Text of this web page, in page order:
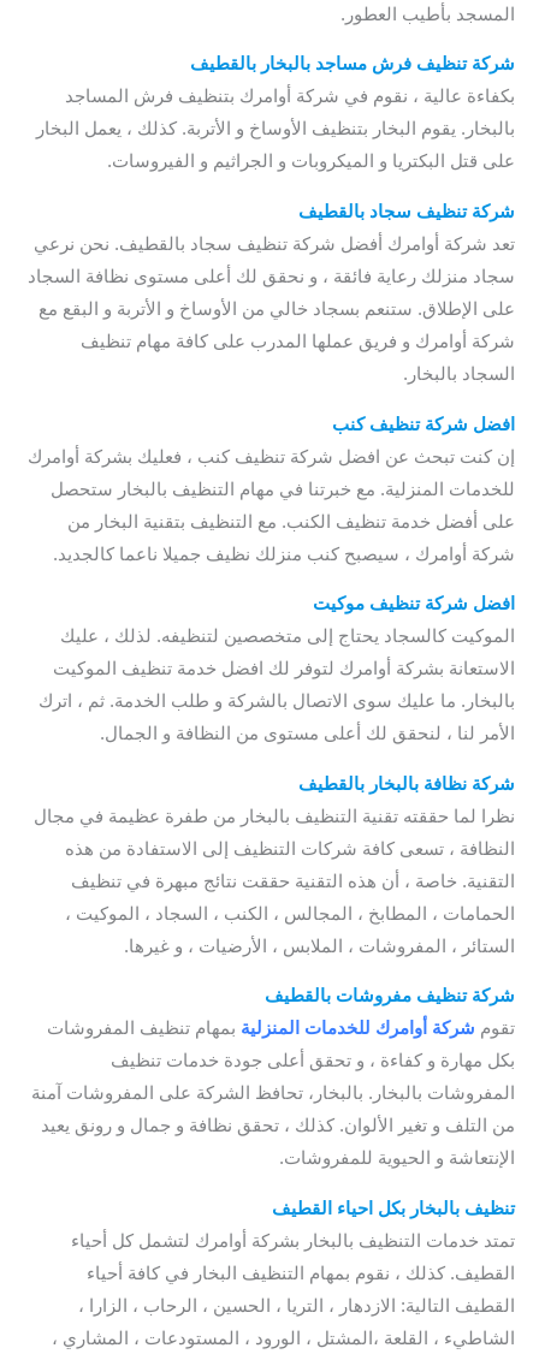
المسجد بأطيب العطور.
شركة تنظيف فرش مساجد بالبخار بالقطيف
بكفاءة عالية ، نقوم في شركة أوامرك بتنظيف فرش المساجد
بالبخار. يقوم البخار بتنظيف الأوساخ و الأتربة. كذلك ، يعمل البخار
على قتل البكتريا و الميكروبات و الجراثيم و الفيروسات.
شركة تنظيف سجاد بالقطيف
تعد شركة أوامرك أفضل شركة تنظيف سجاد بالقطيف. نحن نرعي
سجاد منزلك رعاية فائقة ، و نحقق لك أعلى مستوى نظافة السجاد
على الإطلاق. ستنعم بسجاد خالي من الأوساخ و الأتربة و البقع مع
شركة أوامرك و فريق عملها المدرب على كافة مهام تنظيف
السجاد بالبخار.
افضل شركة تنظيف كنب
إن كنت تبحث عن افضل شركة تنظيف كنب ، فعليك بشركة أوامرك
للخدمات المنزلية. مع خبرتنا في مهام التنظيف بالبخار ستحصل
على أفضل خدمة تنظيف الكنب. مع التنظيف بتقنية البخار من
شركة أوامرك ، سيصبح كنب منزلك نظيف جميلا ناعما كالجديد.
افضل شركة تنظيف موكيت
الموكيت كالسجاد يحتاج إلى متخصصين لتنظيفه. لذلك ، عليك
الاستعانة بشركة أوامرك لتوفر لك افضل خدمة تنظيف الموكيت
بالبخار. ما عليك سوى الاتصال بالشركة و طلب الخدمة. ثم ، اترك
الأمر لنا ، لنحقق لك أعلى مستوى من النظافة و الجمال.
شركة نظافة بالبخار بالقطيف
نظرا لما حققته تقنية التنظيف بالبخار من طفرة عظيمة في مجال
النظافة ، تسعى كافة شركات التنظيف إلى الاستفادة من هذه
التقنية. خاصة ، أن هذه التقنية حققت نتائج مبهرة في تنظيف
الحمامات ، المطابخ ، المجالس ، الكنب ، السجاد ، الموكيت ،
الستائر ، المفروشات ، الملابس ، الأرضيات ، و غيرها.
شركة تنظيف مفروشات بالقطيف
تقوم شركة أوامرك للخدمات المنزلية بمهام تنظيف المفروشات
بكل مهارة و كفاءة ، و تحقق أعلى جودة خدمات تنظيف
المفروشات بالبخار. بالبخار، تحافظ الشركة على المفروشات آمنة
من التلف و تغير الألوان. كذلك ، تحقق نظافة و جمال و رونق يعيد
الإنتعاشة و الحيوية للمفروشات.
تنظيف بالبخار بكل احياء القطيف
تمتد خدمات التنظيف بالبخار بشركة أوامرك لتشمل كل أحياء
القطيف. كذلك ، نقوم بمهام التنظيف البخار في كافة أحياء
القطيف التالية: الازدهار ، التريا ، الحسين ، الرحاب ، الزارا ،
الشاطيء ، القلعة ،المشتل ، الورود ، المستودعات ، المشاري ،